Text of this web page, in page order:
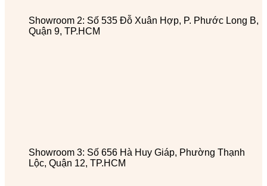
Showroom 2: Số 535 Đỗ Xuân Hợp, P. Phước Long B,
Quận 9, TP.HCM
Showroom 3: Số 656 Hà Huy Giáp, Phường Thạnh
Lộc, Quận 12, TP.HCM